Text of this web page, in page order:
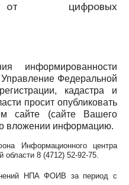
от цифровых
информированности
Управление Федеральной
кадастра и
просит опубликовать
сайте (сайте Вашего
вложении информацию.
Информационного центра
области 8 (4712) 52-92-75.
НПА ФОИВ за период с